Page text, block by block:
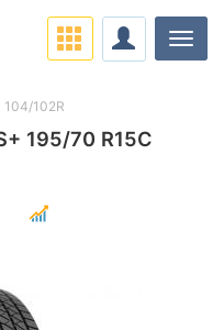
195/70 R15C
104/102R